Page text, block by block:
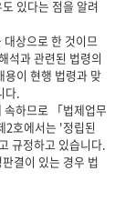
있다는 점을 알려
상으로 한 것이므
석과 관련된 법령의
용이 현행 법령과 맞
다.
하므로 「법제업무
2호에서는 '정립된
규정하고 있습니다.
결이 있는 경우 법